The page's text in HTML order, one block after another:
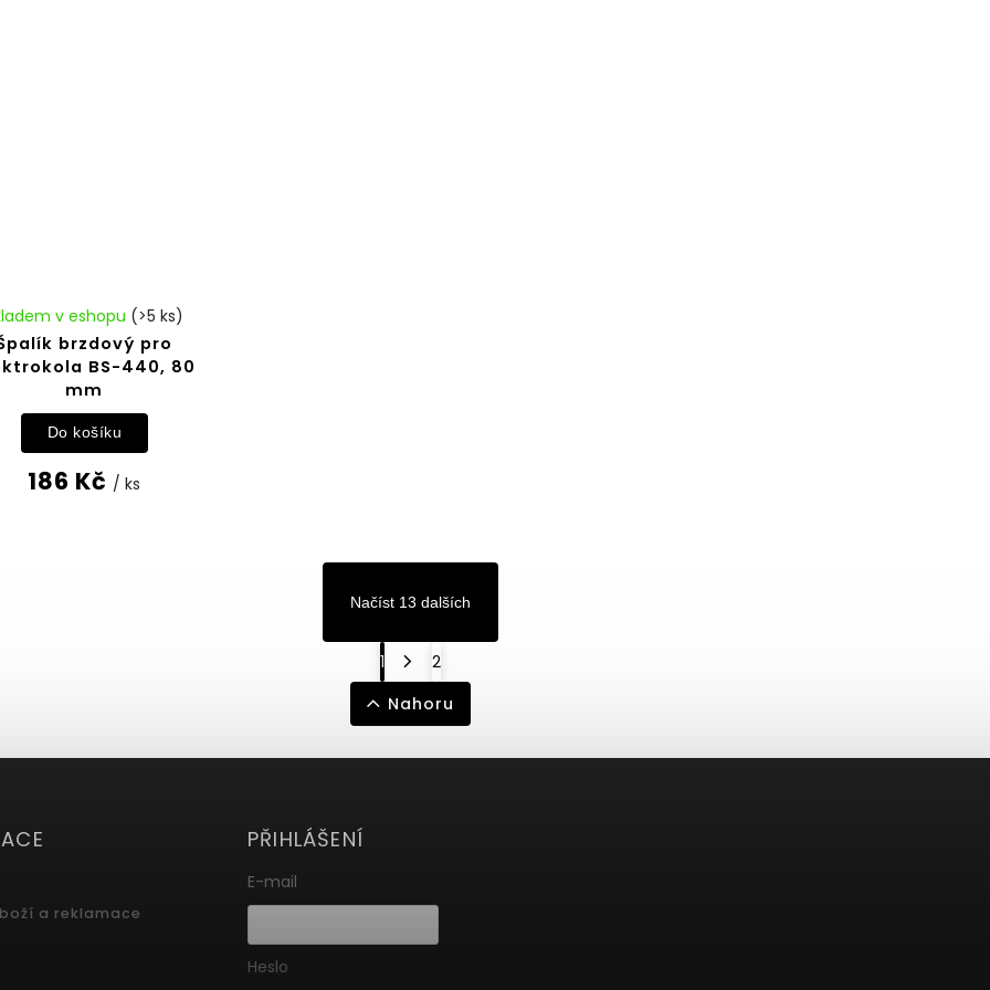
brzdový pro
BS-440, 80
mm
v eshopu (>5 ks)
186 Kč / ks
Do košíku
Načíst 13 dalších
1
2
Nahoru
a reklamace
PŘIHLÁŠENÍ
E-mail
Heslo